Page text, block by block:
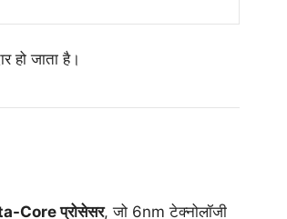
हो जाता है।
Core प्रोसेसर, जो 6nm टेक्नोलॉजी